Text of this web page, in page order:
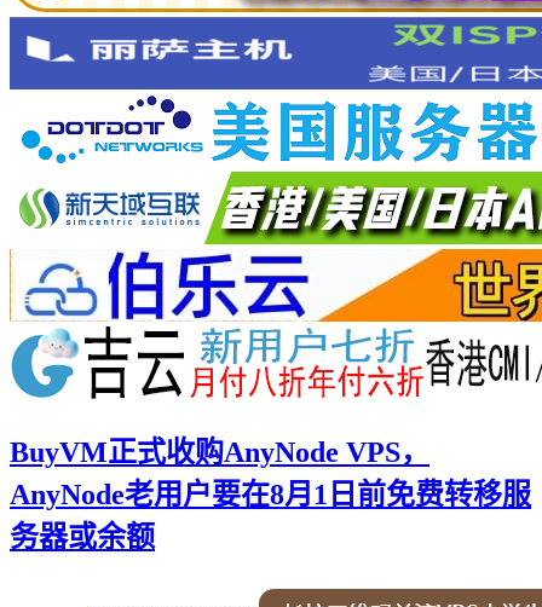
BuyVM正式收购AnyNode VPS，
AnyNode老用户要在8月1日前免费转移服
务器或余额